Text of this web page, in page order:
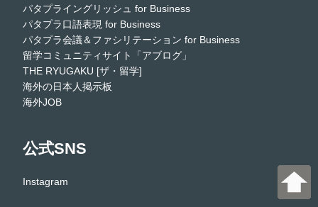
パタプライングリッシュ for Business
パタプラ口語表現 for Business
パタプラ会議＆ファシリテーション for Business
留学コミュニティサイト「アブログ」
THE RYUGAKU [ザ・留学]
海外の日本人掲示板
海外JOB
公式SNS
Instagram